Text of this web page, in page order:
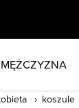
MĘŻCZYZNA
koszule